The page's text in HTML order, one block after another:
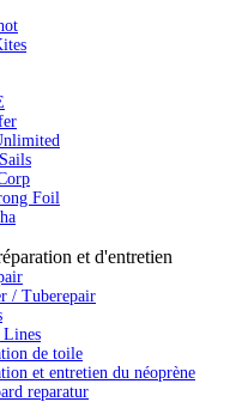
Foil
et d'entretien
/ Tuberepair
de toile
et entretien du néoprène
reparatur